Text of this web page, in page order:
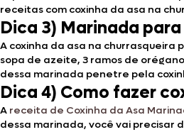
receitas com coxinha da asa na
Dica 3) Marinada
A coxinha da asa na churrasqueira
sopa de azeite, 3 ramos de
dessa marinada penetre pela
Dica 4) Como fazer
A receita de Coxinha da Asa
dessa marinada, você vai precisar